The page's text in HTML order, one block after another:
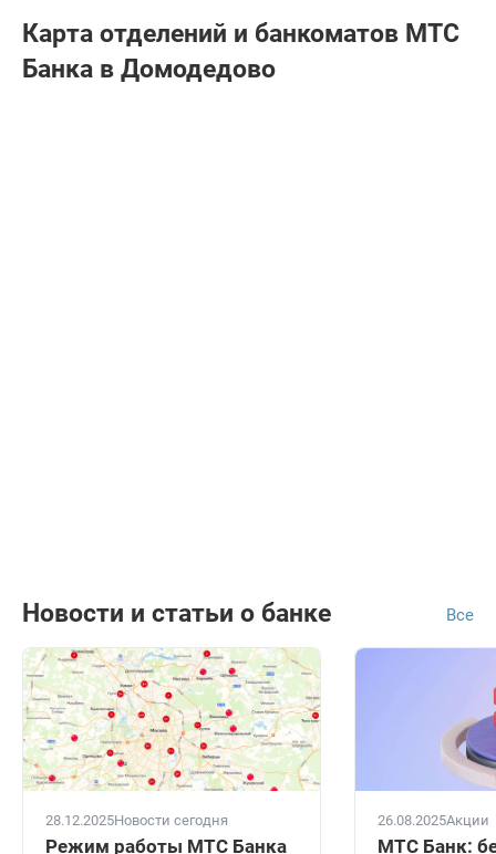
Карта отделений и банкоматов МТС
Банкa в Домодедово
Новости и статьи о банке Все
28.12.2025Новости сегодня
Режим работы МТС Банка
26.08.2025Акции
МТС Банк: